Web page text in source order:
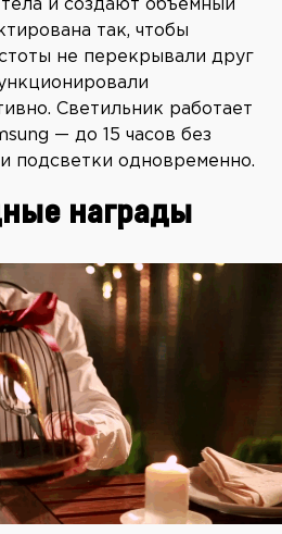
тела и создают объёмный
так, чтобы
не перекрывали друг
Светильник работает
— до 15 часов без
подсветки одновременно.
награды